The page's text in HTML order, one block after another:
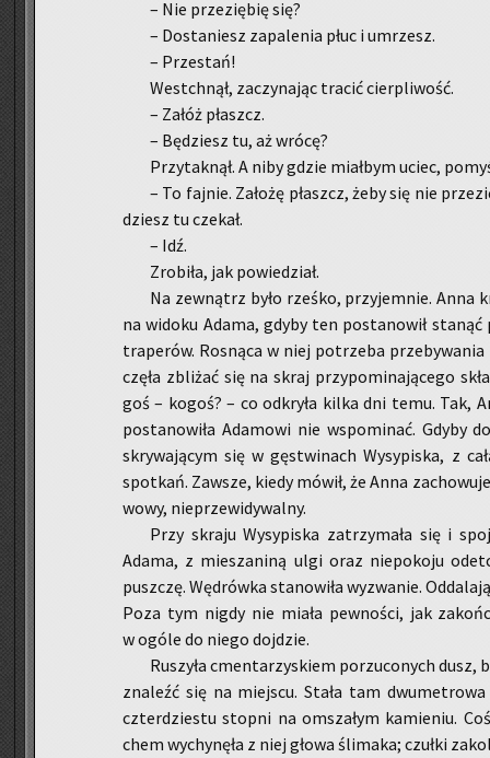
– Nie prze­zię­bię się?
– Do­sta­niesz za­pa­le­nia płuc i umrzesz.
– Prze­stań!
Wes­tchnął, za­czy­na­jąc tra­cić cier­pli­wość.
– Załóż płaszcz.
– Bę­dziesz tu, aż wrócę?
Przy­tak­nął. A niby gdzie miał­bym uciec,
– To faj­nie. Za­ło­żę płaszcz, żeby się nie
dziesz tu cze­kał.
– Idź.
Zro­bi­ła, jak po­wie­dział.
Na ze­wnątrz było rześ­ko, przy­jem­nie. Anna
na wi­do­ku Adama, gdyby ten po­sta­no­wił sta­nąć
tra­pe­rów. Ro­sną­ca w niej po­trze­ba
czę­ła zbli­żać się na skraj przy­po­mi­na­ją­ce­go
goś – kogoś? – co od­kry­ła kilka dni temu. Tak,
po­sta­no­wi­ła Ada­mo­wi nie wspo­mi­nać. Gdyby
skry­wa­ją­cym się w gę­stwi­nach Wy­sy­pi­ska, z
spo­tkań. Za­wsze, kiedy mówił, że Anna
wo­wy, nie­prze­wi­dy­wal­ny.
Przy skra­ju Wy­sy­pi­ska za­trzy­ma­ła się i
Adama, z mie­sza­ni­ną ulgi oraz nie­po­ko­ju
pusz­czę. Wę­drów­ka sta­no­wi­ła wy­zwa­nie.
Poza tym nigdy nie miała pew­no­ści, jak
w ogóle do niego doj­dzie.
Ru­szy­ła cmen­ta­rzy­skiem po­rzu­co­nych
zna­leźć się na miej­scu. Stała tam
czter­dzie­stu stop­ni na omsza­łym ka­mie­niu.
chem wy­chy­nę­ła z niej głowa śli­ma­ka; czuł­ki